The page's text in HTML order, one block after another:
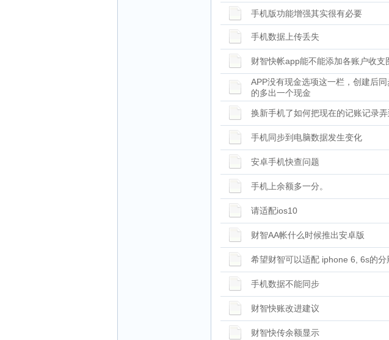
手机版功能增强其实很有必要
手机数据上传丢失
财智快帐app能不能添加各账户收支
APP没有现金选项这一栏，创建后
的多出一个现金
换新手机了如何把现在的记账记录
手机同步到电脑数据发生变化
安卓手机快查问题
手机上余额多一分。
请适配ios10
财智AA帐什么时候推出安卓版
希望财智可以适配 iphone 6, 6s的分
手机数据不能同步
财智快账改进建议
财智快传余额显示